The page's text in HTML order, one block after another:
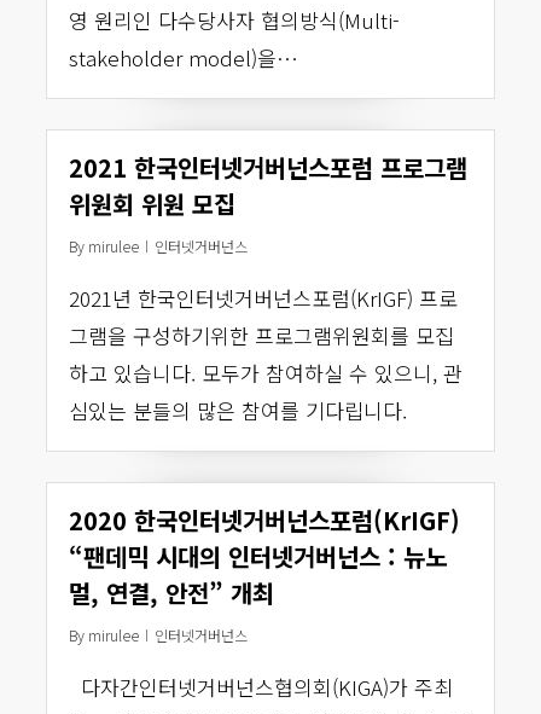
영 원리인 다수당사자 협의방식(Multi-
stakeholder model)을…
2021 한국인터넷거버넌스포럼 프로그램
위원회 위원 모집
By mirulee 인터넷거버넌스
2021년 한국인터넷거버넌스포럼(KrIGF) 프로
그램을 구성하기위한 프로그램위원회를 모집
하고 있습니다. 모두가 참여하실 수 있으니, 관
심있는 분들의 많은 참여를 기다립니다.
2020 한국인터넷거버넌스포럼(KrIGF)
“팬데믹 시대의 인터넷거버넌스 : 뉴노
멀, 연결, 안전” 개최
By mirulee 인터넷거버넌스
다자간인터넷거버넌스협의회(KIGA)가 주최